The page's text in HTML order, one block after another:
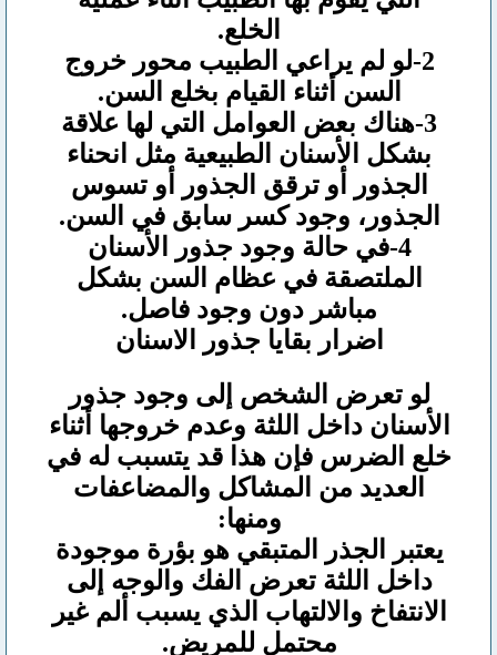
الخلع.
2-لو لم يراعي الطبيب محور خروج
السن أثناء القيام بخلع السن.
3-هناك بعض العوامل التي لها علاقة
بشكل الأسنان الطبيعية مثل انحناء
الجذور أو ترقق الجذور أو تسوس
الجذور، وجود كسر سابق في السن.
4-في حالة وجود جذور الأسنان
الملتصقة في عظام السن بشكل
مباشر دون وجود فاصل.
اضرار بقايا جذور الاسنان
لو تعرض الشخص إلى وجود جذور
الأسنان داخل اللثة وعدم خروجها أثناء
خلع الضرس فإن هذا قد يتسبب له في
العديد من المشاكل والمضاعفات
ومنها:
يعتبر الجذر المتبقي هو بؤرة موجودة
داخل اللثة تعرض الفك والوجه إلى
الانتفاخ والالتهاب الذي يسبب ألم غير
محتمل للمريض.